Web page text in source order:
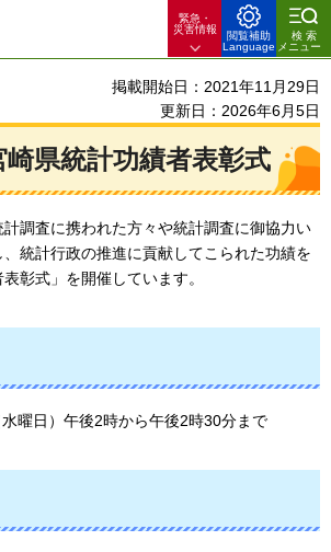
緊急・
災害情報
閲覧補助
Language
検索
メニュー
掲載開始日：2021年11月29日
更新日：2026年6月5日
県統計功績者表彰式
計調査に携われた方々や統計調査に御協力い
統計行政の推進に貢献してこられた功績を
彰式」を開催しています。
曜日）午後2時から午後2時30分まで